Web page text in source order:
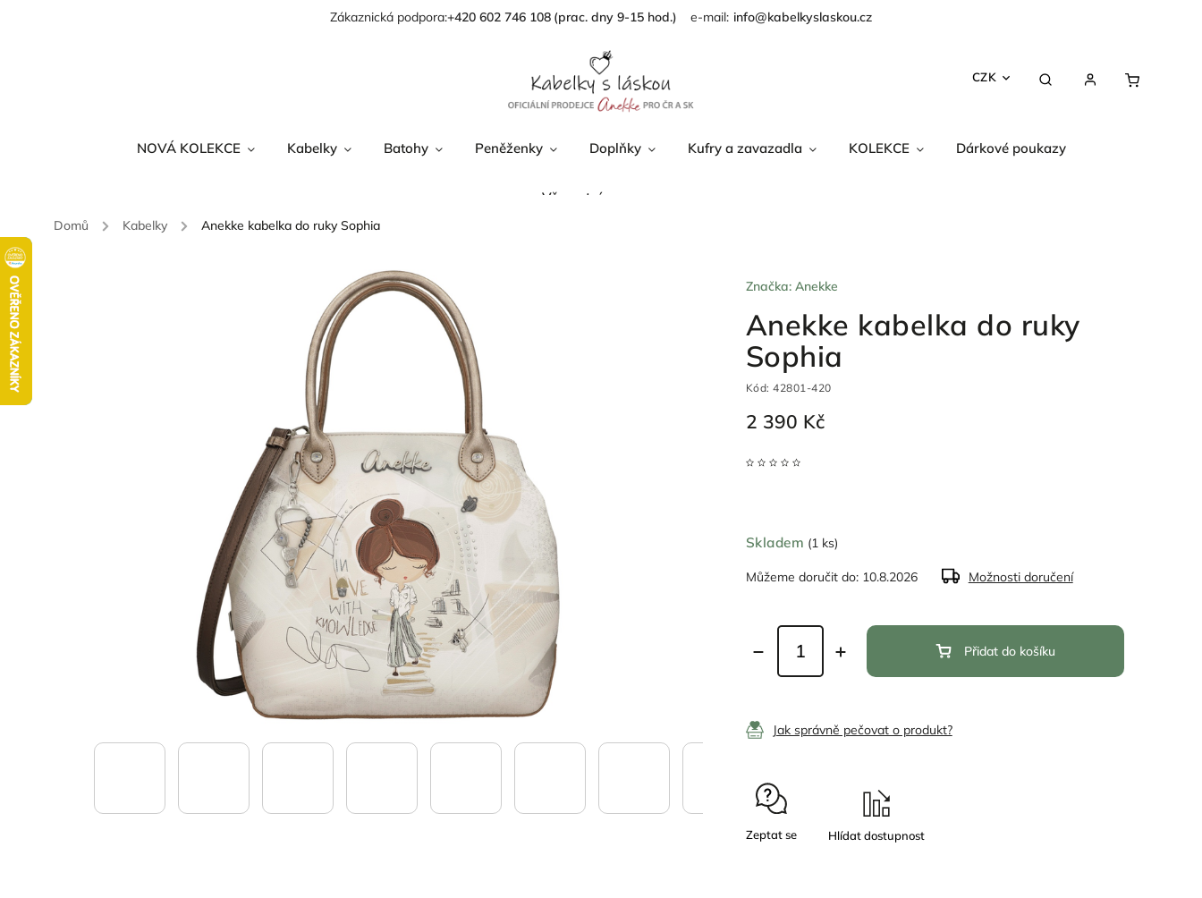
Zákaznická podpora:+420 602 746 108 info@kabelkyslaskou.cz
CZK
NOVÁ KOLEKCE Kabelky Batohy Peněženky Doplňky Kufry a zavazadla KOLEKCE Dárkové poukazy
Věrnostní program
Domů / Kabelky / Anekke kabelka do ruky Sophia
Anekke kabelka do ruky
Sophia
Kód: 42801-420
2 390 Kč
Značka: Anekke
Skladem (1 ks)
Můžeme doručit do: 10.8.2026 Možnosti doručení
Přidat do košíku
Jak správně pečovat o produkt?
Zeptat se